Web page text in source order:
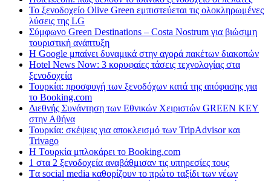
To ξενοδοχείο Olive Green εμπιστεύεται τις ολοκληρωμένες
λύσεις της LG
Σύμφωνο Green Destinations – Costa Nostrum για βιώσιμη
τουριστική ανάπτυξη
H Google μπαίνει δυναμικά στην αγορά πακέτων διακοπών
Hotel News Now: 3 κορυφαίες τάσεις τεχνολογίας στα
ξενοδοχεία
Τουρκία: προσφυγή των ξενοδόχων κατά της απόφασης για
το Booking.com
Διεθνής Συνάντηση των Εθνικών Χειριστών GREEN KEY
στην Αθήνα
Τουρκία: σκέψεις για αποκλεισμό των TripAdvisor και
Trivago
H Tουρκία μπλοκάρει το Booking.com
1 στα 2 ξενοδοχεία αναβάθμισαν τις υπηρεσίες τους
Tα social media καθορίζουν το πρώτο ταξίδι των νέων